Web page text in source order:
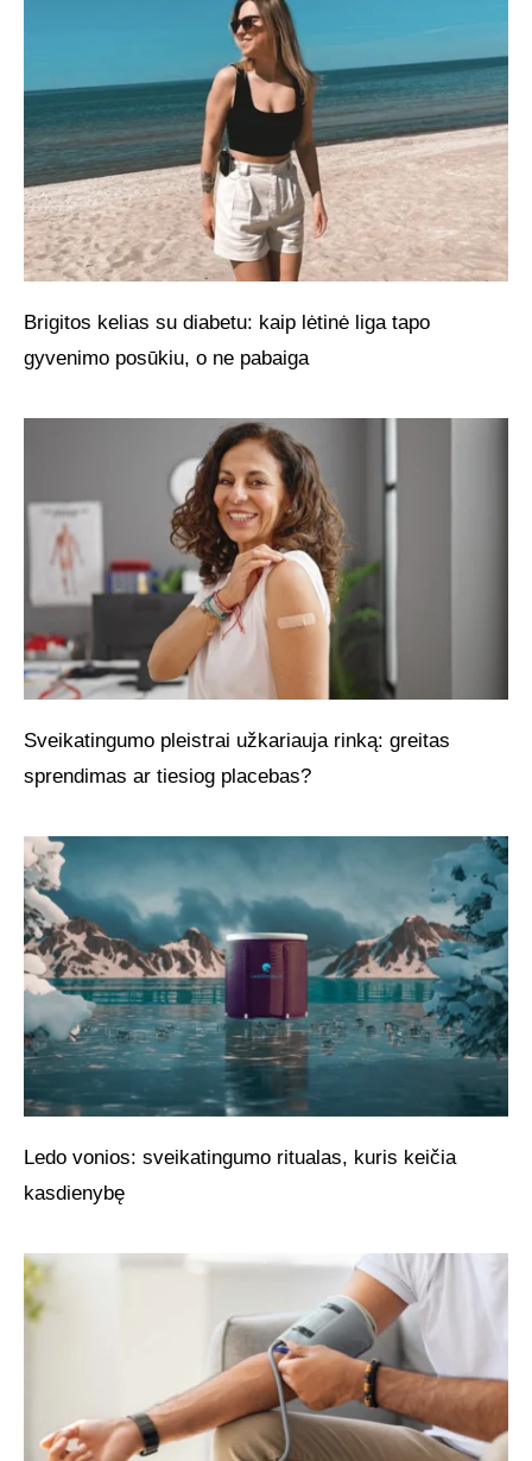
Brigitos kelias su diabetu: kaip lėtinė liga tapo
gyvenimo posūkiu, o ne pabaiga
Sveikatingumo pleistrai užkariauja rinką: greitas
sprendimas ar tiesiog placebas?
Ledo vonios: sveikatingumo ritualas, kuris keičia
kasdienybę